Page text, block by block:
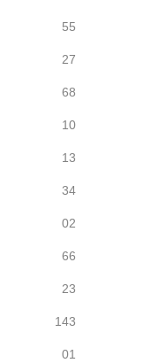
55
27
68
10
13
34
02
66
23
143
01